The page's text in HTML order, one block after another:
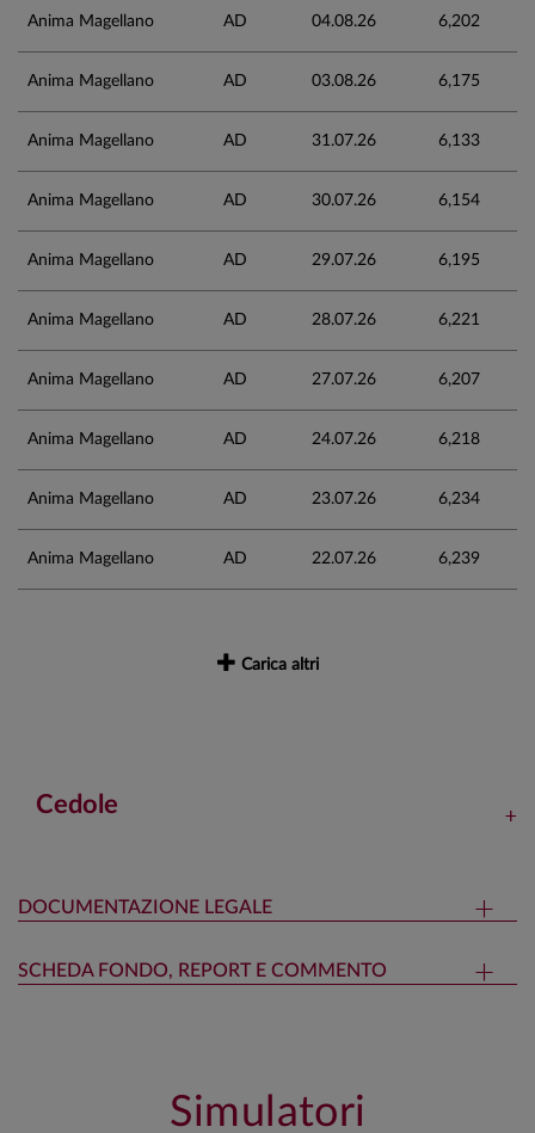
Anima Magellano AD 04.08.26 6,202
Anima Magellano AD 03.08.26 6,175
Anima Magellano AD 31.07.26 6,133
Anima Magellano AD 30.07.26 6,154
Anima Magellano AD 29.07.26 6,195
Anima Magellano AD 28.07.26 6,221
Anima Magellano AD 27.07.26 6,207
Anima Magellano AD 24.07.26 6,218
Anima Magellano AD 23.07.26 6,234
Anima Magellano AD 22.07.26 6,239
Carica altri
Cedole
DOCUMENTAZIONE LEGALE
SCHEDA FONDO, REPORT E COMMENTO
Simulatori